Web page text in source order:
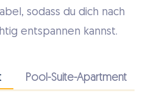
sodass du dich nach
entspannen kannst.
Pool-Suite-Apartment